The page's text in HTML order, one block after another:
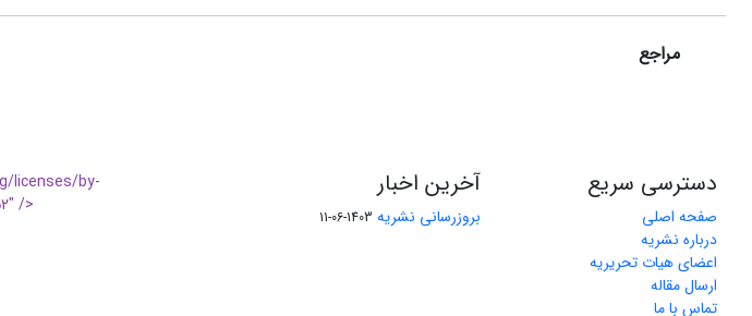
مراجع
دسترسی سریع
صفحه اصلی
درباره نشریه
اعضای هیات تحریریه
ارسال مقاله
تماس با ما
آخرین اخبار
بروزرسانی نشریه 1403-06-11
licenses/by-
/>